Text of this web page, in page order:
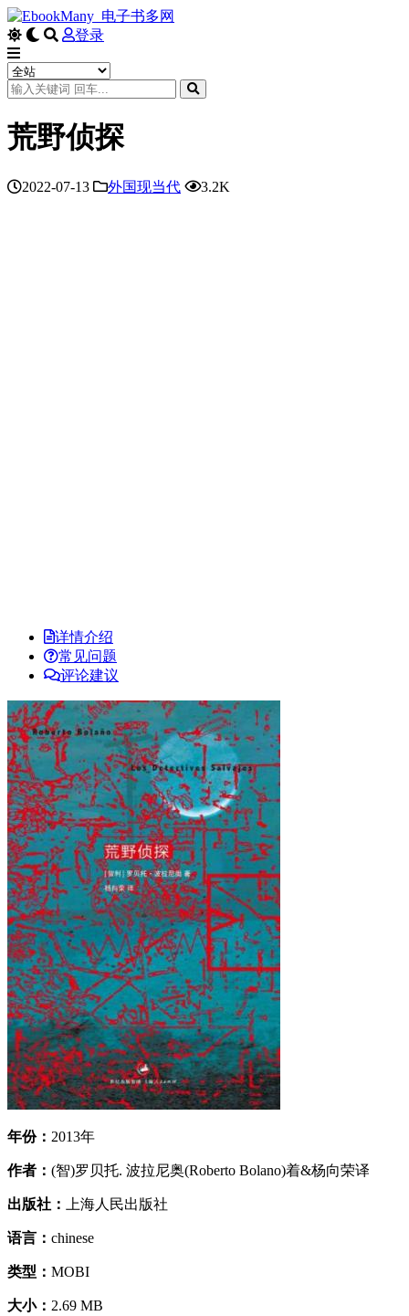
登录
荒野侦探
2022-07-13 外国现当代 3.2K
详情介绍
常见问题
评论建议
年份： 2013年
作者： (智)罗贝托. 波拉尼奥(Roberto Bolano)着&杨向荣译
出版社： 上海人民出版社
语言： chinese
类型： MOBI
大小： 2.69 MB